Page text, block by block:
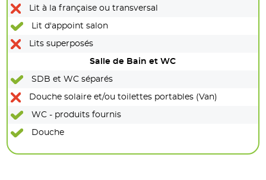
Lit à la française ou transversal
Lit d'appoint salon
Lits superposés
Salle de Bain et WC
SDB et WC séparés
Douche solaire et/ou toilettes portables (Van)
WC - produits fournis
Douche